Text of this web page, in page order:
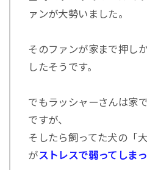
ァンが大勢いました。
そのファンが家まで押し
したそうです。
でもラッシャーさんは家
ですが、
そしたら飼ってた犬の「
が ストレスで弱ってしま